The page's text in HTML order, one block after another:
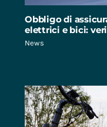
Obbligo di
elettrici e bici:
News